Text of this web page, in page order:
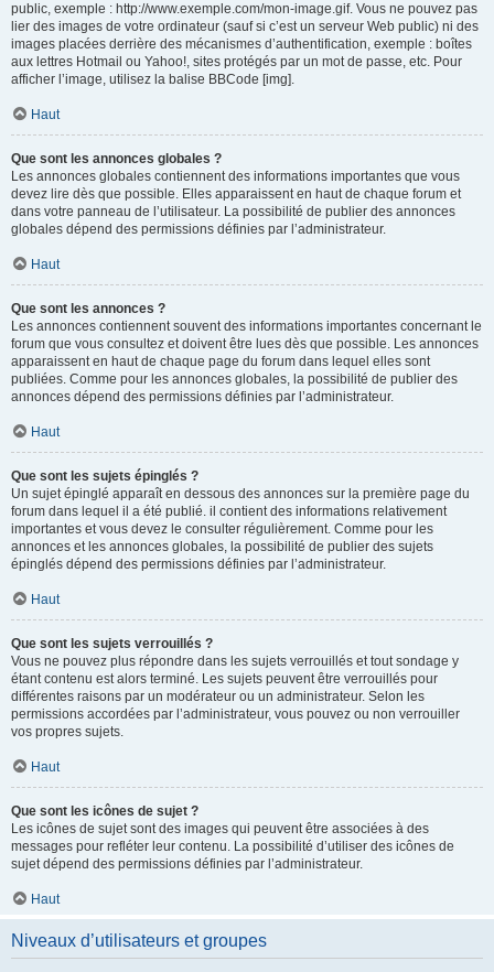
public, exemple : http://www.exemple.com/mon-image.gif. Vous ne pouvez pas
lier des images de votre ordinateur (sauf si c’est un serveur Web public) ni des
images placées derrière des mécanismes d’authentification, exemple : boîtes
aux lettres Hotmail ou Yahoo!, sites protégés par un mot de passe, etc. Pour
afficher l’image, utilisez la balise BBCode [img].
Haut
Que sont les annonces globales ?
Les annonces globales contiennent des informations importantes que vous
devez lire dès que possible. Elles apparaissent en haut de chaque forum et
dans votre panneau de l’utilisateur. La possibilité de publier des annonces
globales dépend des permissions définies par l’administrateur.
Haut
Que sont les annonces ?
Les annonces contiennent souvent des informations importantes concernant le
forum que vous consultez et doivent être lues dès que possible. Les annonces
apparaissent en haut de chaque page du forum dans lequel elles sont
publiées. Comme pour les annonces globales, la possibilité de publier des
annonces dépend des permissions définies par l’administrateur.
Haut
Que sont les sujets épinglés ?
Un sujet épinglé apparaît en dessous des annonces sur la première page du
forum dans lequel il a été publié. il contient des informations relativement
importantes et vous devez le consulter régulièrement. Comme pour les
annonces et les annonces globales, la possibilité de publier des sujets
épinglés dépend des permissions définies par l’administrateur.
Haut
Que sont les sujets verrouillés ?
Vous ne pouvez plus répondre dans les sujets verrouillés et tout sondage y
étant contenu est alors terminé. Les sujets peuvent être verrouillés pour
différentes raisons par un modérateur ou un administrateur. Selon les
permissions accordées par l’administrateur, vous pouvez ou non verrouiller
vos propres sujets.
Haut
Que sont les icônes de sujet ?
Les icônes de sujet sont des images qui peuvent être associées à des
messages pour refléter leur contenu. La possibilité d’utiliser des icônes de
sujet dépend des permissions définies par l’administrateur.
Haut
Niveaux d’utilisateurs et groupes